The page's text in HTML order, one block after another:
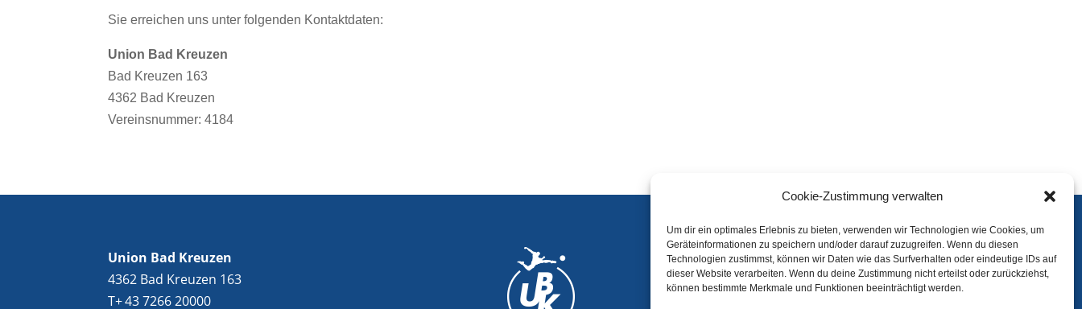
Cookie-Zustimmung verwalten
Um dir ein optimales Erlebnis zu bieten, verwenden wir Technologien wie Cookies, um
Geräteinformationen zu speichern und/oder darauf zuzugreifen. Wenn du diesen
Technologien zustimmst, können wir Daten wie das Surfverhalten oder eindeutige IDs auf
dieser Website verarbeiten. Wenn du deine Zustimmung nicht erteilst oder zurückziehst,
können bestimmte Merkmale und Funktionen beeinträchtigt werden.
Sie erreichen uns unter folgenden Kontaktdaten:
Union Bad Kreuzen
Bad Kreuzen 163
4362 Bad Kreuzen
Vereinsnummer: 4184
Union Bad Kreuzen
4362 Bad Kreuzen 163
T+ 43 7266 20000
Bilder
Sponsoren